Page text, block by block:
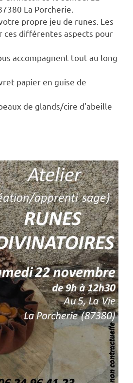
La Porcherie.
propre jeu de runes. Les
ces différentes aspects pour
accompagnent tout au long
papier en guise de
de glands/cire d’abeille